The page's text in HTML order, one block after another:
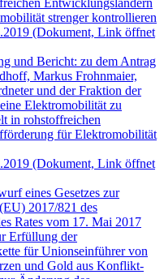
Entwicklungsländern
strenger kontrollieren
(Dokument, Link öffnet
und Bericht: zu dem Antrag
Markus Frohnmaier,
und der Fraktion der
Elektromobilität zu
in rohstoffreichen
für Elektromobilität
(Dokument, Link öffnet
eines Gesetzes zur
2017/821 des
Rates vom 17. Mai 2017
Erfüllung der
für Unionseinführer von
und Gold aus Konflikt-